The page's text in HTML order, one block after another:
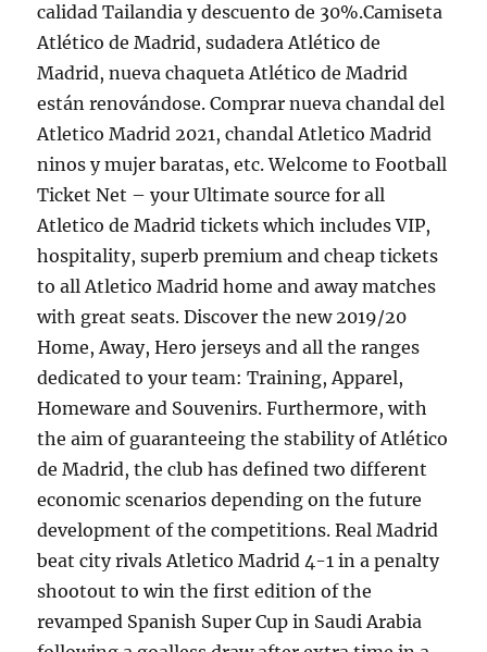
calidad Tailandia y descuento de 30%.Camiseta
Atlético de Madrid, sudadera Atlético de
Madrid, nueva chaqueta Atlético de Madrid
están renovándose. Comprar nueva chandal del
Atletico Madrid 2021, chandal Atletico Madrid
ninos y mujer baratas, etc. Welcome to Football
Ticket Net – your Ultimate source for all
Atletico de Madrid tickets which includes VIP,
hospitality, superb premium and cheap tickets
to all Atletico Madrid home and away matches
with great seats. Discover the new 2019/20
Home, Away, Hero jerseys and all the ranges
dedicated to your team: Training, Apparel,
Homeware and Souvenirs. Furthermore, with
the aim of guaranteeing the stability of Atlético
de Madrid, the club has defined two different
economic scenarios depending on the future
development of the competitions. Real Madrid
beat city rivals Atletico Madrid 4-1 in a penalty
shootout to win the first edition of the
revamped Spanish Super Cup in Saudi Arabia